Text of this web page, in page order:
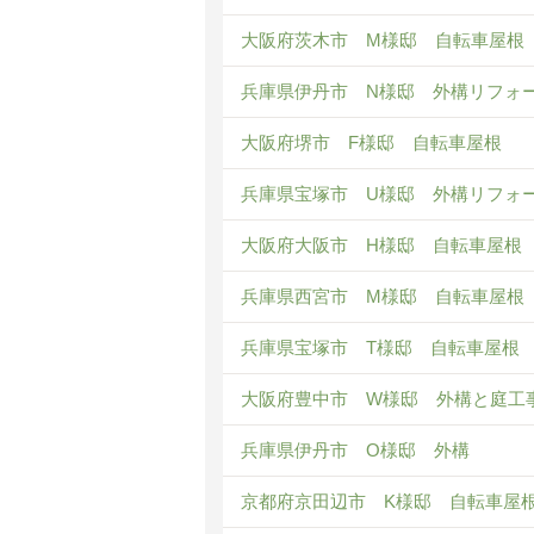
大阪府茨木市 M様邸 自転車屋根
兵庫県伊丹市 N様邸 外構リフォ
大阪府堺市 F様邸 自転車屋根
兵庫県宝塚市 U様邸 外構リフォ
大阪府大阪市 H様邸 自転車屋根
兵庫県西宮市 M様邸 自転車屋根
兵庫県宝塚市 T様邸 自転車屋根
大阪府豊中市 W様邸 外構と庭工
兵庫県伊丹市 O様邸 外構
京都府京田辺市 K様邸 自転車屋